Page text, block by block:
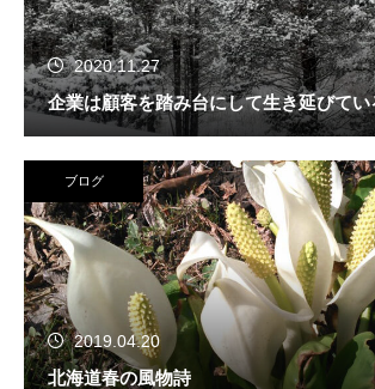
2020.11.27
企業は顧客を踏み台にして生き延びてい
ブログ
2019.04.20
北海道春の風物詩